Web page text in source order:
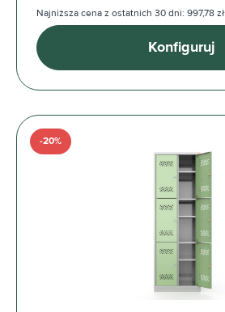
Najniższa cena z ostatnich 30 dni: 997,78 zł
Konfiguruj
-20%